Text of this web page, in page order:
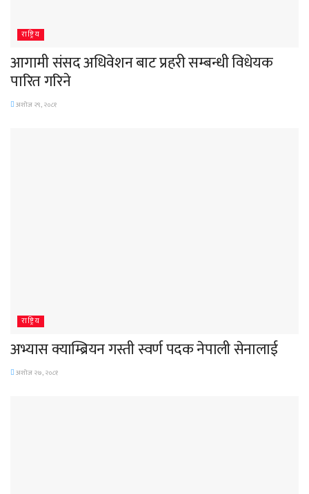
राष्ट्रिय
आगामी संसद अधिवेशन बाट प्रहरी सम्बन्धी विधेयक
पारित गरिने
अशोज २९, २०८१
राष्ट्रिय
अभ्यास क्याम्ब्रियन गस्ती स्वर्ण पदक नेपाली सेनालाई
अशोज २७, २०८१